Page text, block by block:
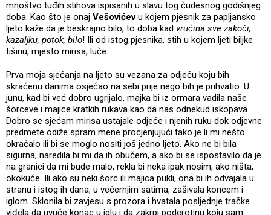
mnoštvo tuđih stihova ispisanih u slavu tog čudesnog godišnjeg
doba. Kao što je onaj Vešovićevu kojem pjesnik za papljansko
ljeto kaže da je beskrajno bilo, to doba kad vrućina sve zakoči,
kazaljku, potok, bilo! Ili od istog pjesnika, stih u kojem ljeti biljke
tišinu, mjesto mirisa, luče.
Prva moja sjećanja na ljeto su vezana za odjeću koju bih
skraćenu danima osjećao na sebi prije nego bih je prihvatio. U
junu, kad bi već dobro ugrijalo, majka bi iz ormara vadila naše
šorceve i majice kratkih rukava kao da nas odnekud iskopava.
Dobro se sjećam mirisa ustajale odjeće i njenih ruku dok odjevne
predmete odiže spram mene procjenjujući tako je li mi nešto
okračalo ili bi se moglo nositi još jedno ljeto. Ako ne bi bila
sigurna, naredila bi mi da ih obučem, a ako bi se ispostavilo da je
na granici da mi bude malo, rekla bi neka ipak nosim, ako ništa,
okokuće. Ili ako su neki šorc ili majica pukli, ona bi ih odvajala u
stranu i istog ih dana, u večernjim satima, zašivala koncem i
iglom. Sklonila bi zavjesu s prozora i hvatala posljednje tračke
viđela da uvuče konac u iglu i da zakrpi poderotinu koju sam